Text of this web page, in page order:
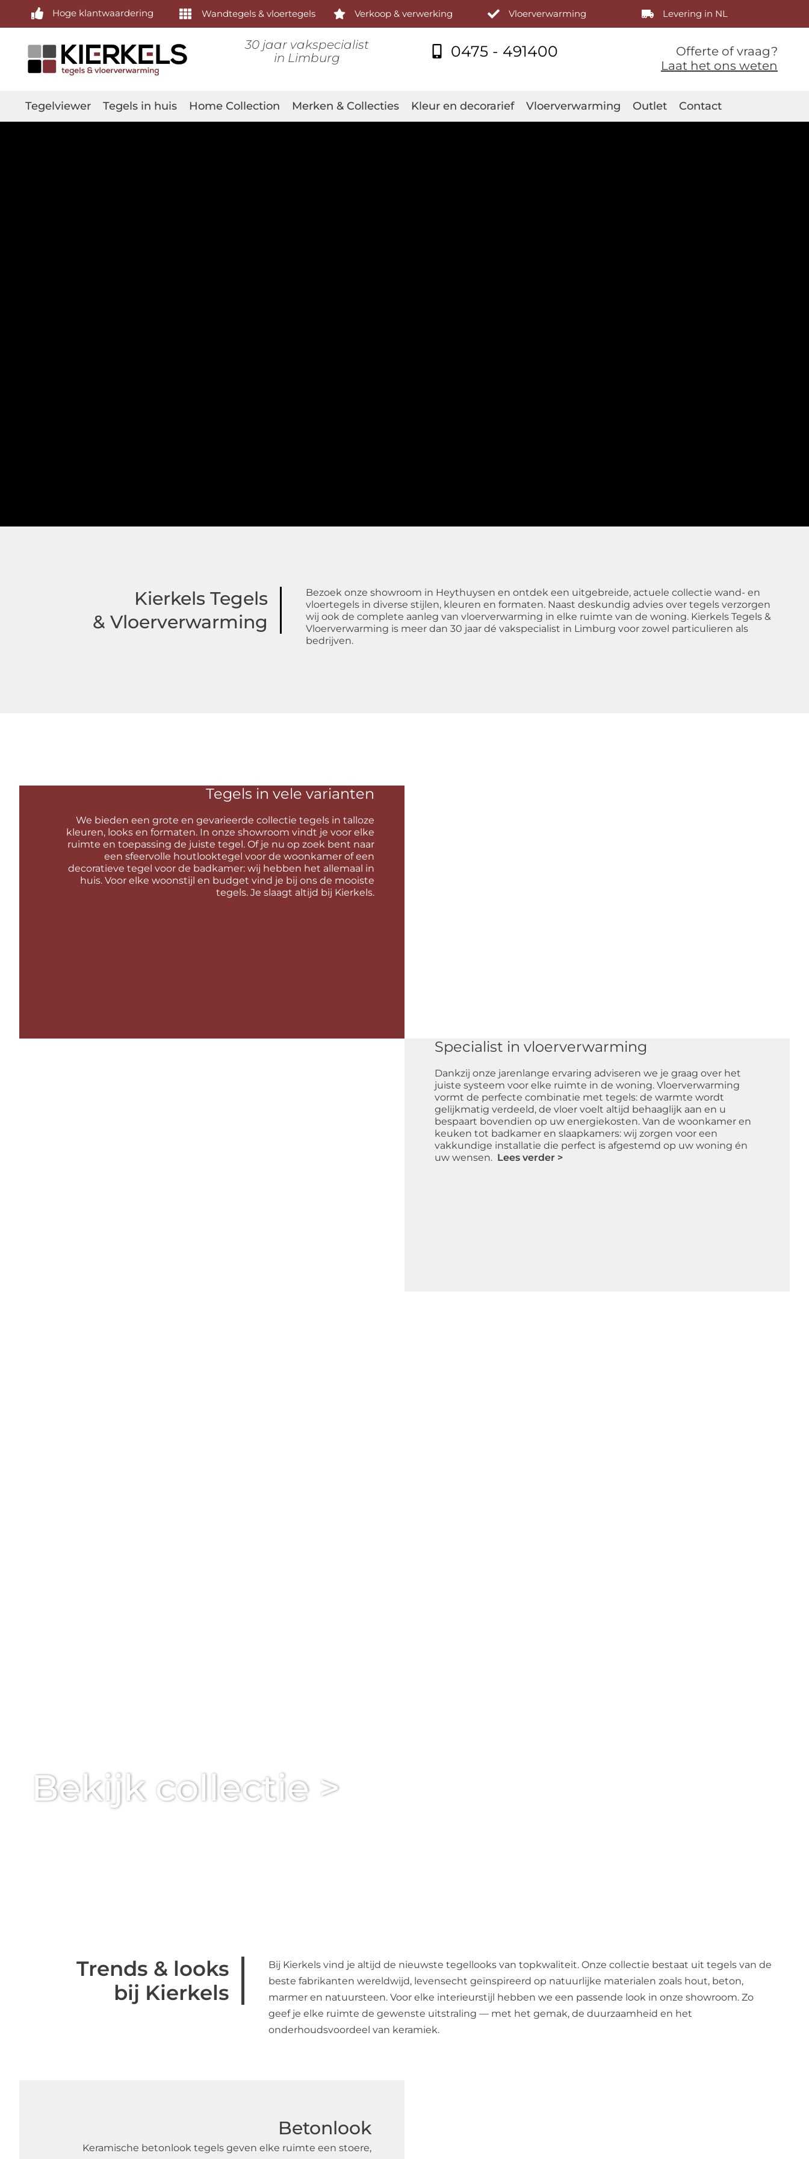
Hoge klantwaardering Wandtegels & vloertegels Verkoop & verwerking Vloerverwarming Levering in NL
30 jaar vakspecialist
in Limburg
0475 - 491400
Offerte of vraag?
Laat het ons weten
Tegelviewer Tegels in huis Home Collection Merken & Collecties Kleur en decorarief Vloerverwarming Outlet Contact
Kierkels Tegels
& Vloerverwarming
Bezoek onze showroom in Heythuysen en ontdek een uitgebreide, actuele collectie wand- en
vloertegels in diverse stijlen, kleuren en formaten. Naast deskundig advies over tegels verzorgen
wij ook de complete aanleg van vloerverwarming in elke ruimte van de woning. Kierkels Tegels &
Vloerverwarming is meer dan 30 jaar dé vakspecialist in Limburg voor zowel particulieren als
bedrijven.
Tegels in vele varianten
We bieden een grote en gevarieerde collectie tegels in talloze
kleuren, looks en formaten. In onze showroom vindt je voor elke
ruimte en toepassing de juiste tegel. Of je nu op zoek bent naar
een sfeervolle houtlooktegel voor de woonkamer of een
decoratieve tegel voor de badkamer: wij hebben het allemaal in
huis. Voor elke woonstijl en budget vind je bij ons de mooiste
tegels. Je slaagt altijd bij Kierkels.
Specialist in vloerverwarming
Dankzij onze jarenlange ervaring adviseren we je graag over het
juiste systeem voor elke ruimte in de woning. Vloerverwarming
vormt de perfecte combinatie met tegels: de warmte wordt
gelijkmatig verdeeld, de vloer voelt altijd behaaglijk aan en u
bespaart bovendien op uw energiekosten. Van de woonkamer en
keuken tot badkamer en slaapkamers: wij zorgen voor een
vakkundige installatie die perfect is afgestemd op uw woning én
uw wensen. Lees verder >
Bekijk collectie >
Trends & looks
bij Kierkels
Bij Kierkels vind je altijd de nieuwste tegellooks van topkwaliteit. Onze collectie bestaat uit tegels van de
beste fabrikanten wereldwijd, levensecht geïnspireerd op natuurlijke materialen zoals hout, beton,
marmer en natuursteen. Voor elke interieurstijl hebben we een passende look in onze showroom. Zo
geef je elke ruimte de gewenste uitstraling — met het gemak, de duurzaamheid en het
onderhoudsvoordeel van keramiek.
Betonlook
Keramische betonlook tegels geven elke ruimte een stoere,